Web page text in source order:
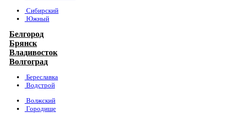
Сибирский
Южный
Белгород
Брянск
Владивосток
Волгоград
Береславка
Водстрой
Волжский
Городище